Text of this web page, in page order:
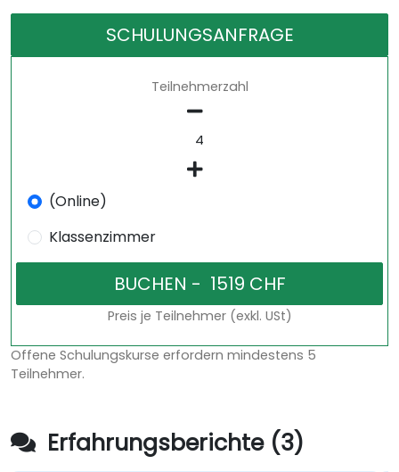
SCHULUNGSANFRAGE
Teilnehmerzahl
(Online)
Klassenzimmer
Preis je Teilnehmer (exkl. USt)
Offene Schulungskurse erfordern mindestens 5
Teilnehmer.
Erfahrungsberichte (3)